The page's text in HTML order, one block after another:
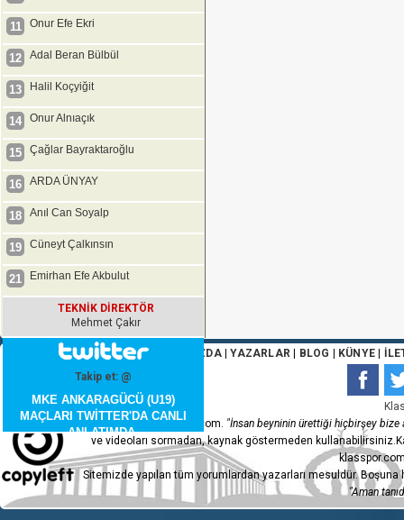
11 Onur Efe Ekri
12 Adal Beran Bülbül
13 Halil Koçyiğit
14 Onur Alnıaçık
15 Çağlar Bayraktaroğlu
16 ARDA ÜNYAY
18 Anıl Can Soyalp
19 Cüneyt Çalkınsın
21 Emirhan Efe Akbulut
TEKNİK DİREKTÖR
Mehmet Çakır
Takip et: @
MKE ANKARAGÜCÜ (U19)
MAÇLARI TWİTTER'DA CANLI
ANLATIMDA.
ANA SAYFA| HAKKIMIZDA|YAZARLAR BLOG KÜNYE|
Copyleft 2015 - klasspor.com. "İnsan beyninin ürettiği hiçbirşey bize
ve videoları sormadan, kaynak göstermeden
Sitemizde yapılan tüm yorumlardan yazarları mesuldür.
"Aman